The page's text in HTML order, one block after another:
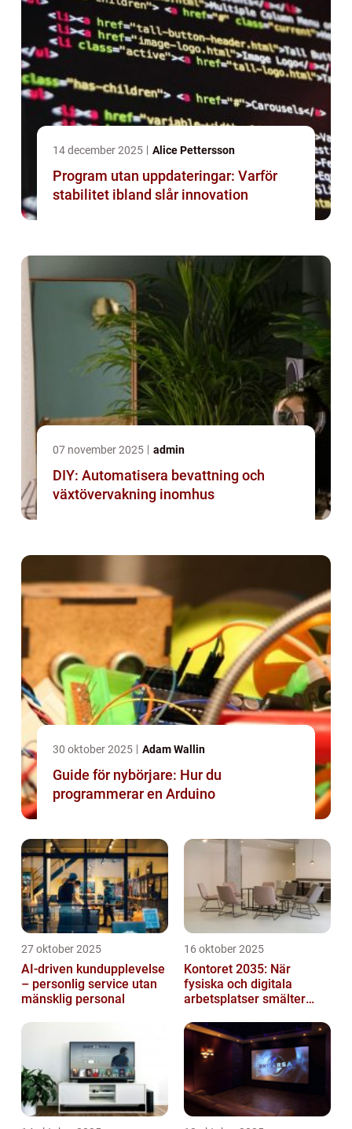
14 december 2025 Alice Pettersson
Program utan uppdateringar: Varför
stabilitet ibland slår innovation
07 november 2025 admin
DIY: Automatisera bevattning och
växtövervakning inomhus
30 oktober 2025 Adam Wallin
Guide för nybörjare: Hur du
programmerar en Arduino
27 oktober 2025
AI-driven kundupplevelse
– personlig service utan
mänsklig personal
16 oktober 2025
Kontoret 2035: När
fysiska och digitala
arbetsplatser smälter